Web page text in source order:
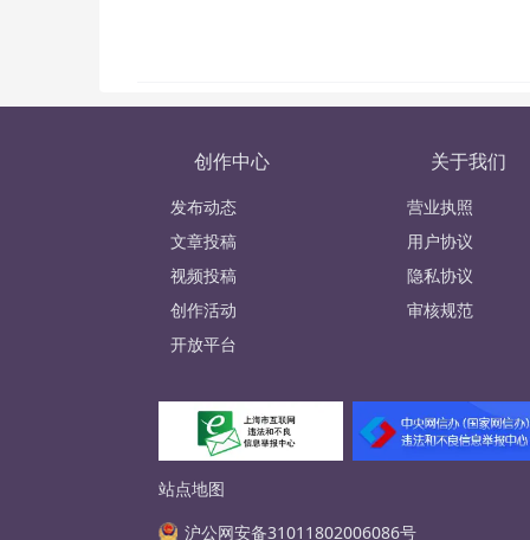
创作中心
发布动态
文章投稿
视频投稿
创作活动
开放平台
关于我们
营业执照
用户协议
隐私协议
审核规范
站点地图
沪公网安备31011802006086号